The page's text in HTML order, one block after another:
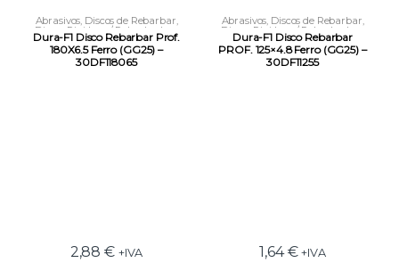
Abrasivos, Discos de Rebarbar,
Discos Rigidos p/ Rebarbadora
Dura-F1 Disco Rebarbar Prof.
180X6.5 Ferro (GG25) –
30DF118065
2,88€ +IVA
Abrasivos, Discos de Rebarbar,
Discos Rigidos p/ Rebarbadora
Dura-F1 Disco Rebarbar
PROF. 125×4.8 Ferro (GG25) –
30DF11255
1,64€ +IVA